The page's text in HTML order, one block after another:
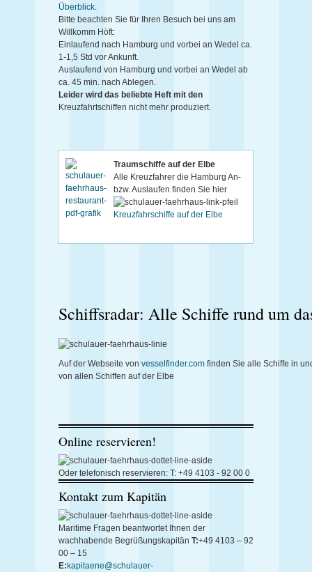
Überblick.
Bitte beachten Sie für Ihren Besuch bei uns am
Willkomm Höft:
Einlaufend nach Hamburg und vorbei an Wedel ca.
1-1,5 Std vor Ankunft.
Auslaufend von Hamburg und vorbei an Wedel ab
ca. 45 min. nach Ablegen.
Leider wird das beliebte Heft mit den
Kreuzfahrtschiffen nicht mehr produziert.
Traumschiffe auf der Elbe
Alle Kreuzfahrer die Hamburg An-
bzw. Auslaufen finden Sie hier
Kreuzfahrschiffe auf der Elbe
Schiffsradar: Alle Schiffe rund um
Auf der Webseite von vesselfinder.com finden Sie alle Schiffe in
von allen Schiffen auf der Elbe
Online reservieren!
Oder telefonisch reservieren: T: +49 4103 - 92 00 0
Kontakt zum Kapitän
Maritime Fragen beantwortet Ihnen der
wachhabende Begrüßungskapitän T:+49 4103 – 92
00 – 15
E: kapitaene@schulauer-